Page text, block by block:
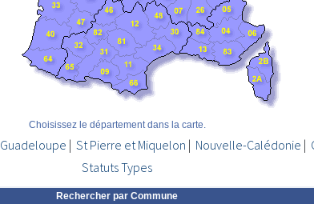
Choisissez le département dans la carte.
Guadeloupe | St Pierre et Miquelon | Nouvelle-Calédonie |
Statuts Types
Rechercher par Commune